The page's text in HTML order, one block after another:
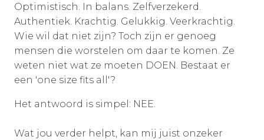
Optimistisch. In balans. Zelfverzekerd.
Authentiek. Krachtig. Gelukkig. Veerkrachtig.
Wie wil dat niet zijn? Toch zijn er genoeg
mensen die worstelen om daar te komen. Ze
weten niet wat ze moeten DOEN. Bestaat er
een 'one size fits all'?
Het antwoord is simpel: NEE.
Wat jou verder helpt, kan mij juist onzeker